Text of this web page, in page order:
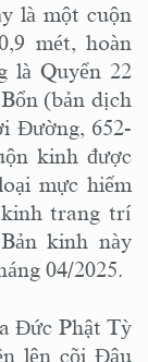
là một cuộn
mét, hoàn
là Quyển 22
(bản dịch
Đường, 652-
kinh được
mực hiếm
trang trí
kinh này
04/2025.
Đức Phật Tỳ
lên cõi Đâu